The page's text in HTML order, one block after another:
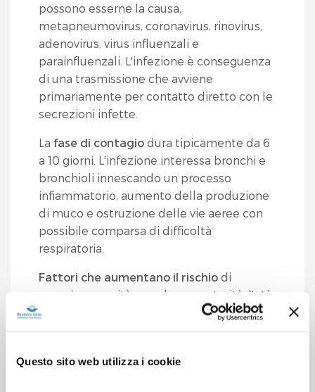
Questo sito web utilizza i cookie
possono esserne la causa,
metapneumovirus, coronavirus, rinovirus,
adenovirus, virus influenzali e
parainfluenzali. L'infezione è conseguenza
di una trasmissione che avviene
primariamente per contatto diretto con le
secrezioni infette.
La fase di contagio dura tipicamente da 6
a 10 giorni. L'infezione interessa bronchi e
bronchioli innescando un processo
infiammatorio, aumento della produzione
di muco e ostruzione delle vie aeree con
possibile comparsa di difficoltà
respiratoria.
Fattori che aumentano il rischio di
maggiore gravità sono la prematurità, l'età
del bambino (inferiore a 12 settimane), le
cardiopatie congenite, la displasia
anomalie congenite delle vie aeree e le